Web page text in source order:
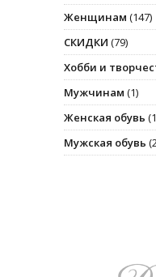
Женщинам (147)
СКИДКИ (79)
Хобби и
Мужчинам (1)
Женская обувь
Мужская обувь